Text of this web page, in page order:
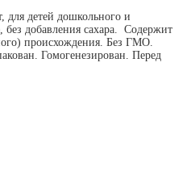
для детей дошкольного и
без добавления сахара. Содержит
происхождения. Без ГМО.
Гомогенезирован. Перед